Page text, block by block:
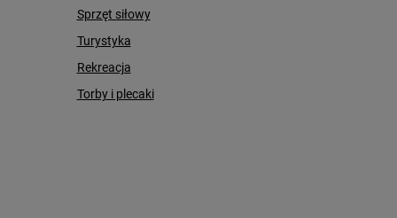
Sprzęt siłowy
Turystyka
Rekreacja
Torby i plecaki